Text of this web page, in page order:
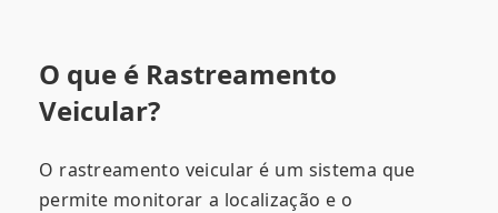
O que é Rastreamento
Veicular?
O rastreamento veicular é um sistema que
permite monitorar a localização e o